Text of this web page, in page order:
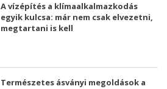
A vízépítés a klímaalkalmazkodás
egyik kulcsa: már nem csak elvezetni,
megtartani is kell
Természetes ásványi megoldások a